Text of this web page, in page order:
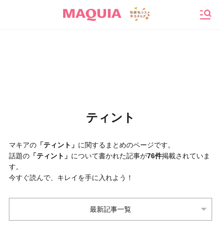
ティント
マキアの 「ティント」 に関するまとめのページです。
話題の 「ティント」 について書かれた記事が76件掲載されていま
す。
今すぐ読んで、キレイを手に入れよう！
最新記事一覧